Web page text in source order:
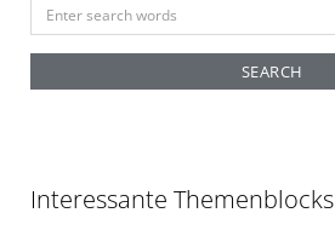
e
r
o
Interessante Themenblocks